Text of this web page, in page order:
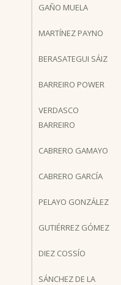
GAÑO MUELA
MARTÍNEZ PAYNO
BERASATEGUI SÁIZ
BARREIRO POWER
VERDASCO
BARREIRO
CABRERO GAMAYO
CABRERO GARCÍA
PELAYO GONZÁLEZ
GUTIÉRREZ GÓMEZ
DIEZ COSSÍO
SÁNCHEZ DE LA